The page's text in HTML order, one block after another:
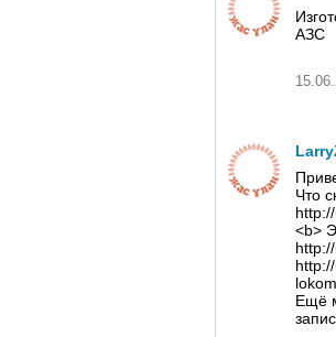
АЗС
Что
<b>
Ещё